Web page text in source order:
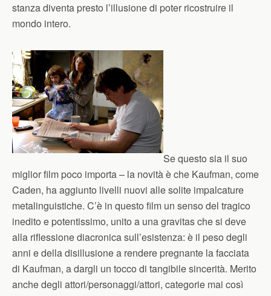
stanza diventa presto l’illusione di poter ricostruire il
mondo intero.
Se questo sia il suo
miglior film poco importa – la novità è che Kaufman, come
Caden, ha aggiunto livelli nuovi alle solite impalcature
metalinguistiche. C’è in questo film un senso del tragico
inedito e potentissimo, unito a una gravitas che si deve
alla riflessione diacronica sull’esistenza: è il peso degli
anni e della disillusione a rendere pregnante la facciata
di Kaufman, a dargli un tocco di tangibile sincerità. Merito
anche degli attori/personaggi/attori, categorie mai così